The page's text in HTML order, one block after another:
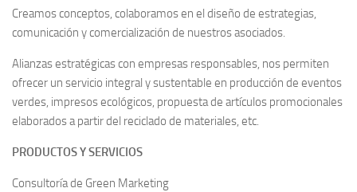
Creamos conceptos, colaboramos en el diseño de estrategias,
comunicación y comercialización de nuestros asociados.
Alianzas estratégicas con empresas responsables, nos permiten
ofrecer un servicio integral y sustentable en producción de eventos
verdes, impresos ecológicos, propuesta de artículos promocionales
elaborados a partir del reciclado de materiales, etc.
PRODUCTOS Y SERVICIOS
Consultoría de Green Marketing